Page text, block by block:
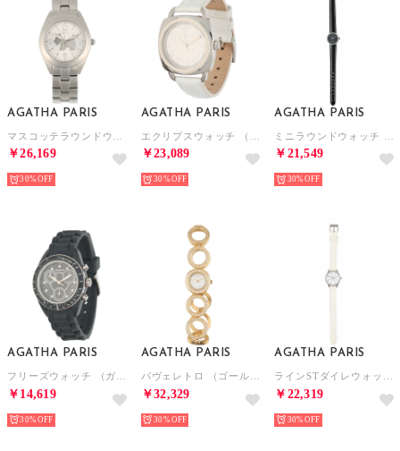
AGATHA PARIS
￥26,169
30%
AGATHA PARIS
￥23,089
30%
AGATHA PARIS
￥21,549
30%
AGATHA PARIS
￥14,619
30%
AGATHA PARIS
￥32,329
30%
AGATHA PARIS
￥22,319
30%